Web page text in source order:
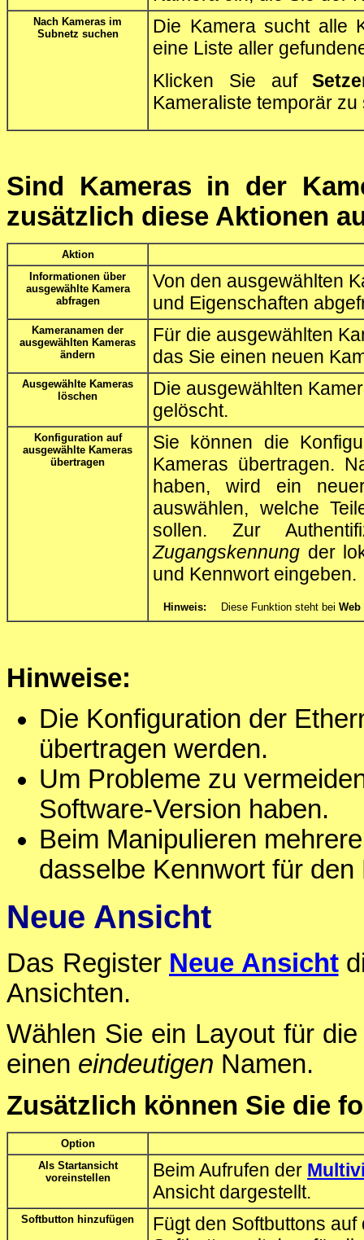
Nach Kameras im
Subnetz suchen
Die Kamera sucht alle
eine Liste aller
Klicken Sie auf
Kameraliste temporär zu
Sind Kameras in der
zusätzlich diese Aktionen
Aktion
Informationen über
ausgewählte Kamera
abfragen
Von den ausgewählten
und Eigenschaften
Kameranamen der
ausgewählten Kameras
ändern
Für die ausgewählten
das Sie einen neuen
Ausgewählte Kameras
löschen
Die ausgewählten
gelöscht.
Konfiguration auf
ausgewählte Kameras
übertragen
Sie können die
Kameras übertragen.
haben, wird ein
auswählen, welche
sollen. Zur
Zugangskennung der
und Kennwort eingeben.
Hinweis: Diese Funktion steht bei Web
Hinweise:
Die Konfiguration der
übertragen werden.
Um Probleme zu
Software-Version haben.
Beim Manipulieren
dasselbe Kennwort für
Neue Ansicht
Das Register Neue Ansicht
Ansichten.
Wählen Sie ein Layout für
einen eindeutigen Namen.
Zusätzlich können Sie die
Option
Als Startansicht
voreinstellen
Beim Aufrufen der
Ansicht dargestellt.
Softbutton hinzufügen
Fügt den Softbuttons